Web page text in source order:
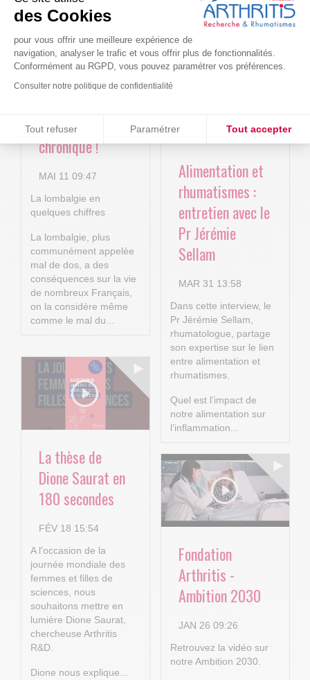
des Cookies
pour vous offrir une meilleure expérience de
navigation, analyser le trafic et vous offrir plus de fonctionnalités.
Conformément au RGPD, vous pouvez paramétrer vos préférences.
Consulter notre politique de confidentialité
Tout refuser Paramétrer Tout accepter
Axeptio consent
Plateforme de Gestion du Consentement : Personnalisez vos
Notre plateforme vous permet d'adapter et de gérer vos
4P : Les
nouvelles
technologies
numériques au
lombalgie
chronique !
MAI 11 09:47
La lombalgie en
quelques chiffres
La lombalgie, plus
communément appelée
mal de dos, a des
conséquences sur la vie
de nombreux Français,
on la considère même
comme le mal du...
Cure-RA
AVR 22 15:01
Alimentation et
rhumatismes :
entretien avec le
Pr Jérémie
Sellam
MAR 31 13:58
Dans cette interview, le
Pr Jérémie Sellam,
rhumatologue, partage
son expertise sur le lien
entre alimentation et
rhumatismes.
Quel est l’impact de
notre alimentation sur
l’inflammation...
La thèse de
Dione Saurat en
180 secondes
FÉV 18 15:54
A l'occasion de la
journée mondiale des
femmes et filles de
sciences, nous
souhaitons mettre en
lumière Dione Saurat,
chercheuse Arthritis
R&D.
Dione nous explique...
Fondation
Arthritis -
Ambition 2030
JAN 26 09:26
Retrouvez la vidéo sur
notre Ambition 2030.